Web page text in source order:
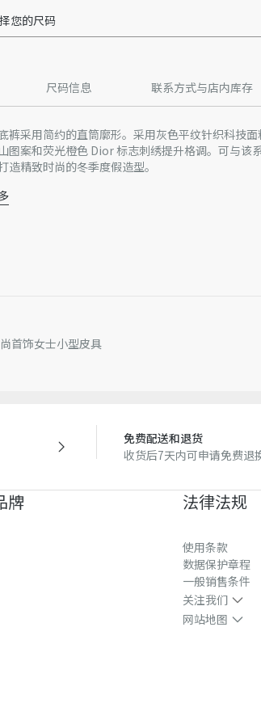
您的尺码
尺码信息 联系方式与店内库存
裤采用简约的直筒廓形。采用灰色平纹针织科技
图案和荧光橙色 Dior 标志刺绣提升格调。可与该
造精致时尚的冬季度假造型。
腿饰以冰川蓝色高山图案刺绣和荧光橙色 Dior 标
首饰女士小型皮具
免费配送和退货
收货后7天内可申请免费退
牌 法律法规
使用条款
数据保护章程
一般销售条件
关注我们
网站地图